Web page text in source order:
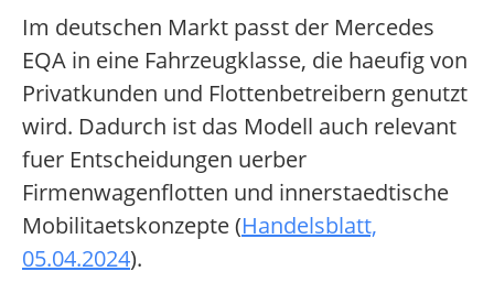
Im deutschen Markt passt der Mercedes
EQA in eine Fahrzeugklasse, die haeufig von
Privatkunden und Flottenbetreibern genutzt
wird. Dadurch ist das Modell auch relevant
fuer Entscheidungen uerber
Firmenwagenflotten und innerstaedtische
Mobilitaetskonzepte (Handelsblatt,
05.04.2024).